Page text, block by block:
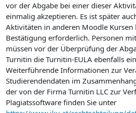
vor der Abgabe bei einer dieser
einmalig akzeptieren. Es ist später
Aktivitäten in anderen Moodle Kursen
Bestätigung erforderlich. Personen
müssen vor der Überprüfung der
Turnitin die Turnitin-EULA ebenfalls
Weiterführende Informationen zur
Studierendendaten im
der von der Firma Turnitin LLC zur
Plagiatssoftware finden Sie unter